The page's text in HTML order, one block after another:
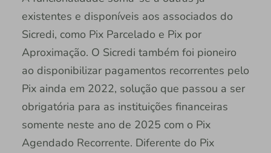
existentes e disponíveis aos associados do
Sicredi, como Pix Parcelado e Pix por
Aproximação. O Sicredi também foi pioneiro
ao disponibilizar pagamentos recorrentes pelo
Pix ainda em 2022, solução que passou a ser
obrigatória para as instituições financeiras
somente neste ano de 2025 com o Pix
Agendado Recorrente. Diferente do Pix